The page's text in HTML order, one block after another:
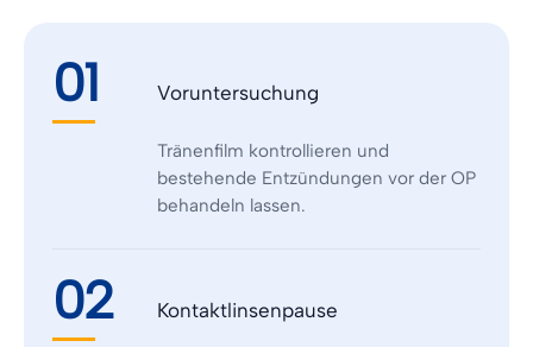
01 Voruntersuchung
Tränenfilm kontrollieren und
bestehende Entzündungen vor der OP
behandeln lassen.
02 Kontaktlinsenpause